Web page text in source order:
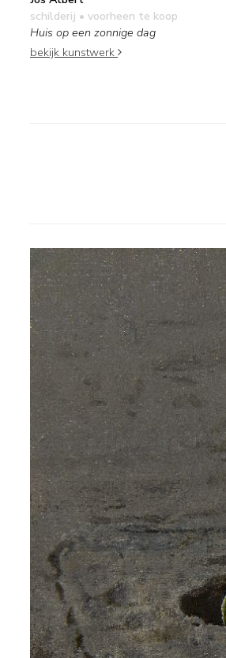
schilderij • voorheen te koop
Huis op een zonnige dag
bekijk kunstwerk